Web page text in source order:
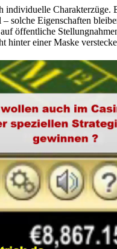
individuelle
solche Eigenschaften
öffentliche
hinter einer Maske